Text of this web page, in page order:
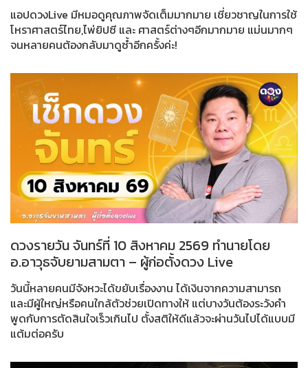
แอปดวงLive มีหมอดูคุณภาพจัดเต็มมากมาย เชี่ยวชาญในการใช้
โหราศาสตร์ไทย,ไพ่ยิปซี และ ศาสตร์ต่างๆอีกมากมาย แม่นมากๆ
จนหลายคนต้องกลับมาดูซ้ำอีกครั้งค่ะ!
ดวงรายวัน จันทร์ที่ 10 สิงหาคม 2569 ทำนายโดย
อ.อาวุธจับยามสามตา – ผู้ก่อตั้งดวง Live
วันนี้หลายคนมีจังหวะได้ขยับเรื่องงาน ได้เงินจากความสามารถ
และมีผู้ใหญ่หรือคนใกล้ตัวช่วยเปิดทางให้ แต่บางวันต้องระวังคำ
พูดกับการตัดสินใจเร็วเกินไป ตั้งสติให้ดีแล้วจะผ่านวันไปได้แบบมี
แต้มต่อครับ